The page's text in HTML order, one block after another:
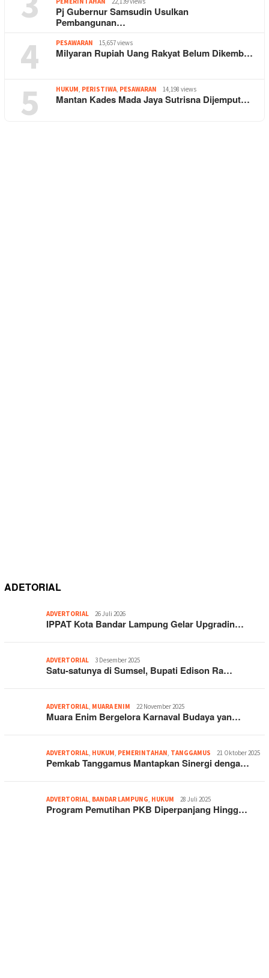
Pj Gubernur Samsudin Usulkan
Pembangunan…
4 PESAWARAN 15,657 views
Milyaran Rupiah Uang Rakyat Belum Dikemb…
5 HUKUM, PERISTIWA, PESAWARAN 14,198 views
Mantan Kades Mada Jaya Sutrisna Dijemput…
ADETORIAL
ADVERTORIAL 26 Juli 2026
IPPAT Kota Bandar Lampung Gelar Upgradin…
ADVERTORIAL 3 Desember 2025
Satu-satunya di Sumsel, Bupati Edison Ra…
ADVERTORIAL, MUARA ENIM 22 November 2025
Muara Enim Bergelora Karnaval Budaya yan…
ADVERTORIAL, HUKUM, PEMERINTAHAN, TANGGAMUS 21 Oktober 2025
Pemkab Tanggamus Mantapkan Sinergi denga…
ADVERTORIAL, BANDAR LAMPUNG, HUKUM 28 Juli 2025
Program Pemutihan PKB Diperpanjang Hingg…